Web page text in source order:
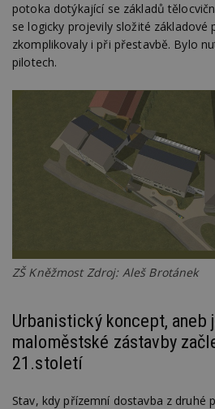
potoka dotýkající se základů
se logicky projevily složité základové
zkomplikovaly i při přestavbě. Bylo
pilotech.
ZŠ Kněžmost Zdroj: Aleš Brotánek
Urbanistický koncept, aneb
maloměstské zástavby
21.století
Stav, kdy přízemní dostavba z druhé